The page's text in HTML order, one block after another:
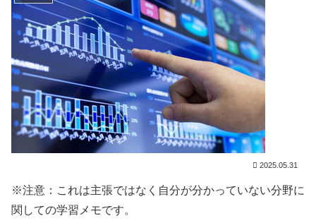
2025.05.31
※注意：これは主張ではなく自分が分かっていない分野に
関しての学習メモです。